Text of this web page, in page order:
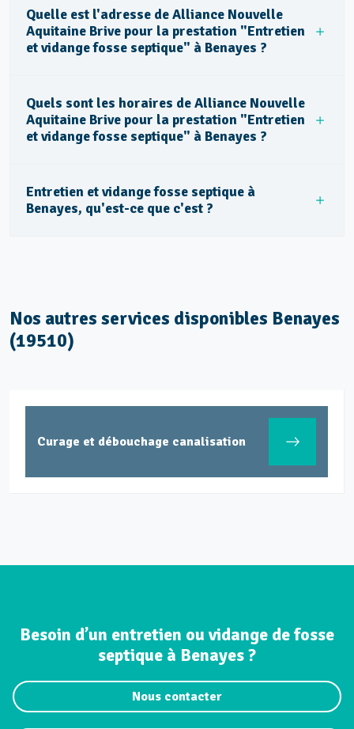
Quelle est l'adresse de Alliance Nouvelle
Aquitaine Brive pour la prestation "Entretien
et vidange fosse septique" à Benayes ?
Quels sont les horaires de Alliance Nouvelle
Aquitaine Brive pour la prestation "Entretien
et vidange fosse septique" à Benayes ?
Entretien et vidange fosse septique à
Benayes, qu'est-ce que c'est ?
Nos autres services disponibles Benayes
(19510)
Curage et débouchage canalisation
Besoin d’un entretien ou vidange de fosse
septique à Benayes ?
Nous contacter